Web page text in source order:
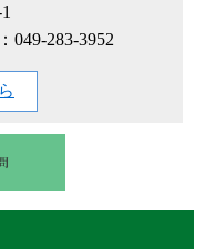
049-283-3952